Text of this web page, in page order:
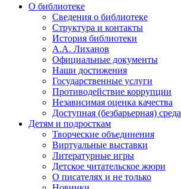
О библиотеке
Сведения о библиотеке
Структура и контакты
История библиотеки
А.А. Лиханов
Официальные документы
Наши достижения
Государственные услуги
Противодействие коррупции
Независимая оценка качества
Доступная (безбарьерная) среда
Детям и подросткам
Творческие объединения
Виртуальные выставки
Литературные игры
Детское читательское жюри
О писателях и не только